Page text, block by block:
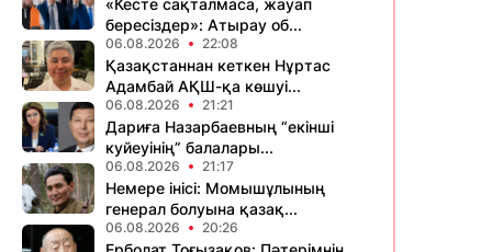
«Кесте сақталмаса, жауап
бересіздер»: Атырау об...
06.08.2026 22:08
Қазақстаннан кеткен Нұртас
Адамбай АҚШ-қа көшуі...
06.08.2026 21:21
Дариға Назарбаевның “екінші
куйеуінің” балалары...
06.08.2026 21:17
Немере інісі: Момышұлының
генерал болуына қазақ...
06.08.2026 20:26